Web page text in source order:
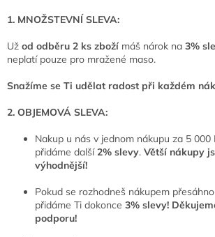
1. MNOŽSTEVNÍ SLEVA:
Už od odběru 2 ks zboží máš nárok na 3%
neplatí pouze pro mražené maso.
Snažíme se Ti udělat radost při každém
2. OBJEMOVÁ SLEVA:
Nakup u nás v jednom nákupu za 5
přidáme další2% slevy. Větší nákupy
výhodnější!
Pokud se rozhodneš nákupem
přidáme Ti dokonce 3% slevy!
podporu!